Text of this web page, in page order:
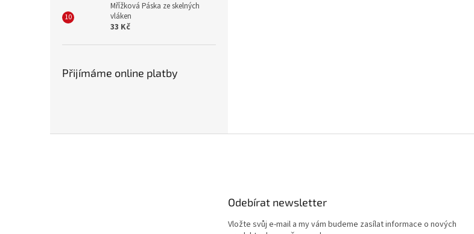
Mřížková Páska ze skelných
vláken
33 Kč
Přijímáme online platby
Odebírat newsletter
Vložte svůj e-mail a my vám budeme zasílat informace o nových